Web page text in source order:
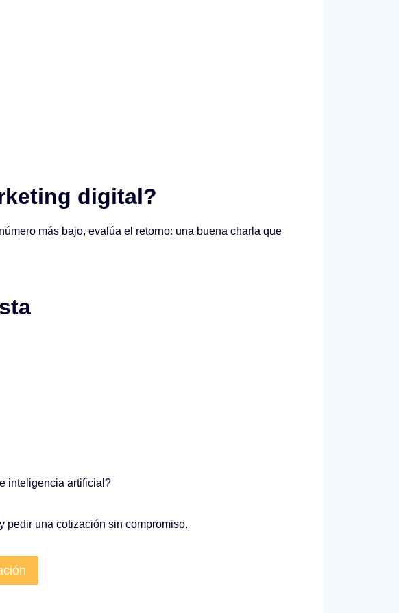
digital?
más bajo, evalúa el retorno: una buena charla que
inteligencia artificial?
y pedir una cotización sin compromiso.